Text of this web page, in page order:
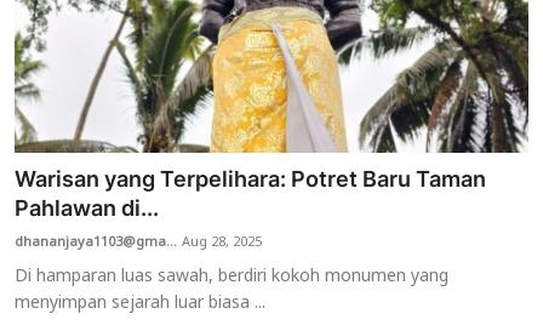
Warisan yang Terpelihara: Potret Baru Taman
Pahlawan di...
dhananjaya1103@gma...Aug 28, 2025
Di hamparan luas sawah, berdiri kokoh monumen yang
menyimpan sejarah luar biasa ...